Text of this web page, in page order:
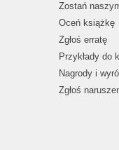
Zostań
Oceń książkę
Zgłoś erratę
Przykłady do
Nagrody i
Zgłoś